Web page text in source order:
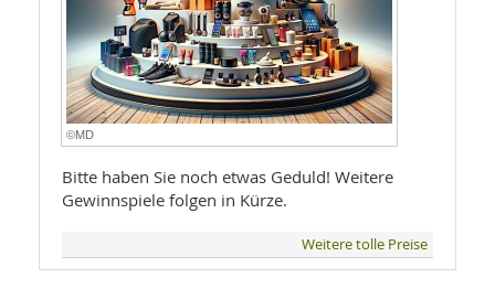
©MD
Bitte haben Sie noch etwas Geduld! Weitere
Gewinnspiele folgen in Kürze.
Weitere tolle Preise